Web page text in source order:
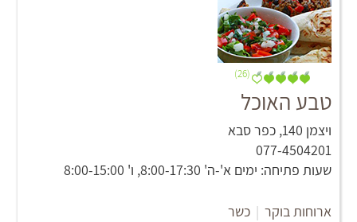
(26)
טבע האוכל
ויצמן 140, כפר סבא
077-4504201
שעות פתיחה: ימים א'-ה' 8:00-17:30, ו' 8:00-15:00
ארוחות בוקר | כשר